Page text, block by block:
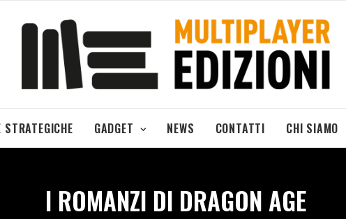
STRATEGICHE GADGET NEWS CONTATTI CHI SIAMO
I ROMANZI DI DRAGON AGE